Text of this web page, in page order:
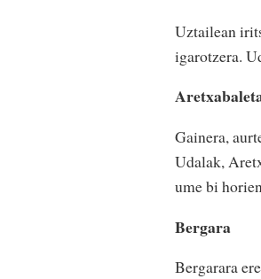
Uztailean
igarotzera.
Gainera,
Udalak,
ume bi
Bergara
Bergarara